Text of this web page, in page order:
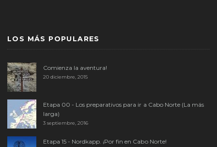
LOS MÁS POPULARES
Comienza la aventura!
20 diciembre, 2015
Etapa 00 - Los preparativos para ir a Cabo Norte (La más
larga)
3 septiembre, 2016
Etapa 15 - Nordkapp. ¡Por fin en Cabo Norte!